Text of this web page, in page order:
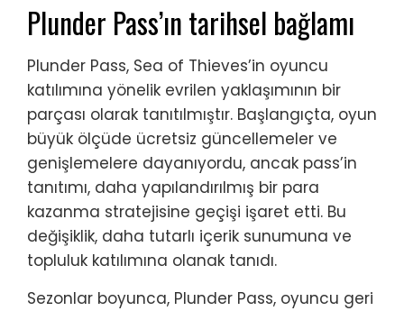
Plunder Pass’ın tarihsel bağlamı
Plunder Pass, Sea of Thieves’in oyuncu
katılımına yönelik evrilen yaklaşımının bir
parçası olarak tanıtılmıştır. Başlangıçta, oyun
büyük ölçüde ücretsiz güncellemeler ve
genişlemelere dayanıyordu, ancak pass’in
tanıtımı, daha yapılandırılmış bir para
kazanma stratejisine geçişi işaret etti. Bu
değişiklik, daha tutarlı içerik sunumuna ve
topluluk katılımına olanak tanıdı.
Sezonlar boyunca, Plunder Pass, oyuncu geri